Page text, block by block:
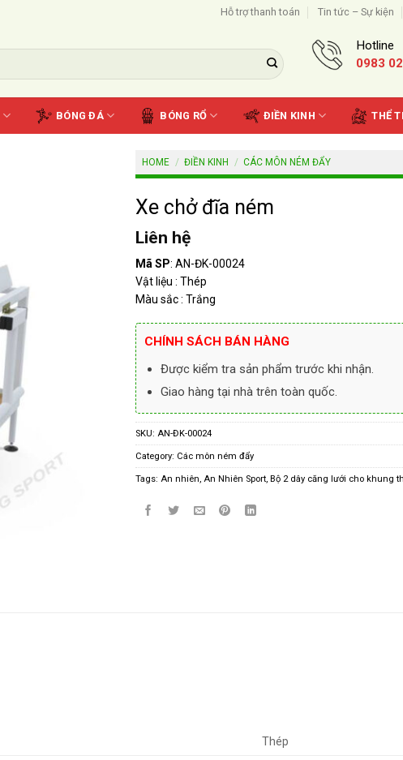
Hỗ trợ thanh toán Tin tức – Sự kiện
Hotline
0983
BÓNG ĐÁ BÓNG RỔ ĐIỀN KINH THỂ
HOME / ĐIỀN KINH / CÁC MÔN NÉM ĐẨY
Xe chở đĩa ném
Liên hệ
Mã SP: AN-ĐK-00024
Vật liệu : Thép
Màu sắc : Trắng
CHÍNH SÁCH BÁN HÀNG
Được kiểm tra sản phẩm trước khi nhận.
Giao hàng tại nhà trên toàn quốc.
SKU: AN-ĐK-00024
Category: Các môn ném đẩy
Tags: An nhiên, An Nhiên Sport, Bộ 2 dây căng lưới cho khung
Thép